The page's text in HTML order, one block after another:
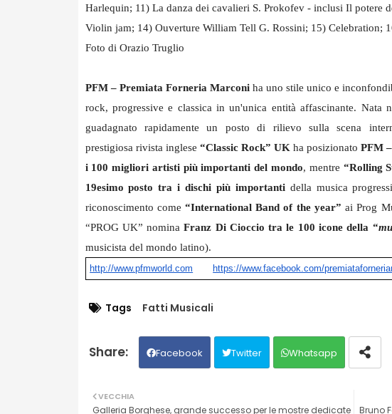
Harlequin; 11) La danza dei cavalieri S. Prokofev - inclusi Il potere
Violin jam; 14) Ouverture William Tell G. Rossini; 15) Celebration;
Foto di Orazio Truglio
PFM – Premiata Forneria Marconi ha uno stile unico e
rock, progressive e classica in un'unica entità affascinante. Nata
guadagnato rapidamente un posto di rilievo sulla scena
prestigiosa rivista inglese “Classic Rock” UK ha posizionato PFM
i 100 migliori artisti più importanti del mondo, mentre “Rolling
19esimo posto tra i dischi più importantidella musica
riconoscimento come “International Band of the year” ai Prog
“PROG UK” nominaFranz Di Cioccio tra le 100 icone della “
musicista del mondo latino).
http://www.pfmworld.com https://www.facebook.com/
Tags Fatti Musicali
Facebook Twitter Whatsapp
Bruno
VECCHIA
Galleria Borghese, grande successo per le mostre dedicate